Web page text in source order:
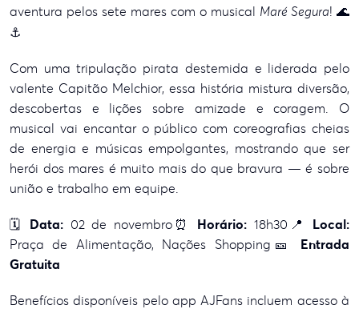
aventura pelos sete mares com o musical Maré Segura! 🌊
⚓
Com uma tripulação pirata destemida e liderada pelo
valente Capitão Melchior, essa história mistura diversão,
descobertas e lições sobre amizade e coragem. O
musical vai encantar o público com coreografias cheias
de energia e músicas empolgantes, mostrando que ser
herói dos mares é muito mais do que bravura — é sobre
união e trabalho em equipe.
🗓️ Data: 02 de novembro⏰ Horário: 18h30 📍 Local:
Praça de Alimentação, Nações Shopping 🎫 Entrada
Gratuita
Benefícios disponíveis pelo app AJFans incluem acesso à